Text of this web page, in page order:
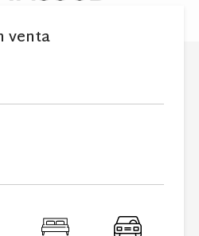
MENU
venta